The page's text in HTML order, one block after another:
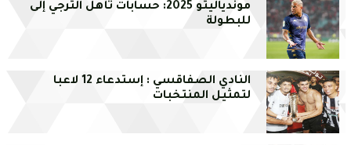
موندياليتو 2025: حسابات تأهل الترجي إلى
للبطولة
النادي الصفاقسي : إستدعاء 12 لاعبا
لتمثيل المنتخبات